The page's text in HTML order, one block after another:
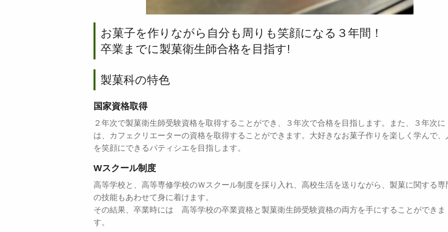
お菓子を作りながら自分も周りも笑顔になる３年間！
卒業までに製菓衛生師合格を目指す!
製菓科の特色
国家資格取得
２年次で製菓衛生師受験資格を取得することができ、３年次で合格を目指します。また、３年次に
は、カフェクリエーターの資格を取得することができます。大好きなお菓子作りを楽しく学んで、
を笑顔にできるパティシエを目指します。
Wスクール制度
高等学校と、高等専修学校のＷスクール制度を採り入れ、高校生活を送りながら、製菓に関する専
の技能もあわせて身に着けます。
その結果、卒業時には 高等学校の卒業資格と製菓衛生師受験資格の両方を手にすることができま
す。